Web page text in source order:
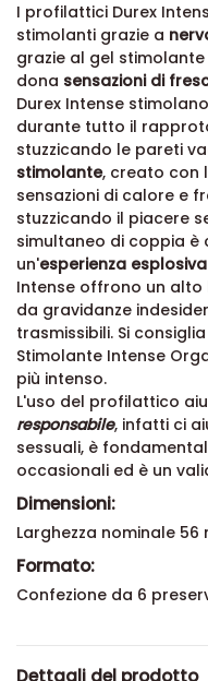
I profilattici Durex
stimolanti grazie a
grazie al gel
dona sensazioni di
Durex Intense
durante tutto il
stuzzicando le pareti
stimolante, creato con
sensazioni di calore e
stuzzicando il piacere
simultaneo di coppia è
un'esperienza
Intense offrono un alto
da gravidanze
trasmissibili. Si
Stimolante Intense
più intenso.
L'uso del profilattico
responsabile, infatti ci
sessuali, è
occasionali ed è un
Dimensioni:
Larghezza nominale 56
Formato:
Confezione da 6
Dettagli del prodotto